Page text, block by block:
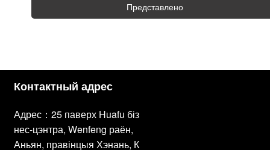
Представлено
Контактный адрес
Адрес：25 паверх Huafu біз
нес-цэнтра, Wenfeng раён,
Аньян, правінцыя Хэнань, К